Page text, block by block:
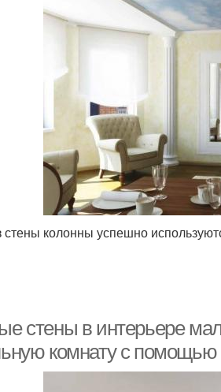
колонны успешно
стены в интерьере
комнату с